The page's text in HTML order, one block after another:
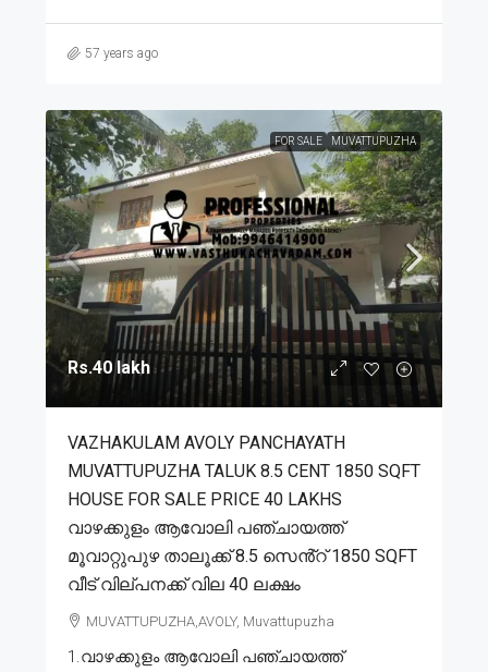
57 years ago
FOR SALE MUVATTUPUZHA
Rs.40 lakh
VAZHAKULAM AVOLY PANCHAYATH
MUVATTUPUZHA TALUK 8.5 CENT 1850 SQFT
HOUSE FOR SALE PRICE 40 LAKHS
വാഴക്കുളം ആവോലി പഞ്ചായത്ത്
മൂവാറ്റുപുഴ താലൂക്ക് 8.5 സെൻ്റ് 1850 SQFT
വീട് വില്പനക്ക് വില 40 ലക്ഷം
MUVATTUPUZHA,AVOLY, Muvattupuzha
1.വാഴക്കുളം ആവോലി പഞ്ചായത്ത്